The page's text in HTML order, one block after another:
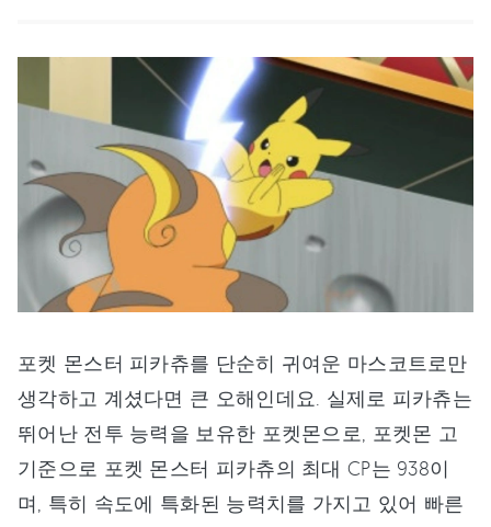
포켓 몬스터 피카츄를 단순히 귀여운 마스코트로만
생각하고 계셨다면 큰 오해인데요. 실제로 피카츄는
뛰어난 전투 능력을 보유한 포켓몬으로, 포켓몬 고
기준으로 포켓 몬스터 피카츄의 최대 CP는 938이
며, 특히 속도에 특화된 능력치를 가지고 있어 빠른